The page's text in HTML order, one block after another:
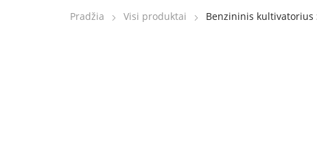
Pradžia Visi produktai Benzininis kultivatorius